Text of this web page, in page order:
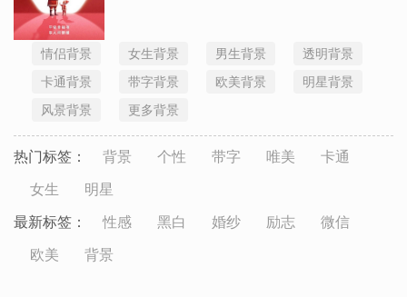
情侣背景 女生背景 男生背景
透明背景
卡通背景
带字背景 欧美背景
明星背景
风景背景
更多背景
热门标签： 背景 个性 带字 唯美 卡通
女生 明星
最新标签： 性感 黑白 婚纱 励志 微信
欧美 背景